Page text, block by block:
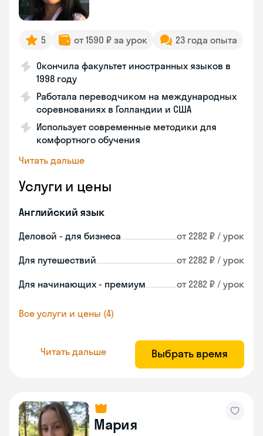
5 от 1590 ₽ за урок 23 года опыта
Окончила факультет иностранных языков в
1998 году
Работала переводчиком на международных
соревнованиях в Голландии и США
Использует современные методики для
комфортного обучения
Читать дальше
Услуги и цены
Английский язык
Деловой - для бизнеса от 2282 ₽ / урок
Для путешествий от 2282 ₽ / урок
Для начинающих - премиум от 2282 ₽ / урок
Все услуги и цены (4)
Читать дальше Выбрать время
Мария